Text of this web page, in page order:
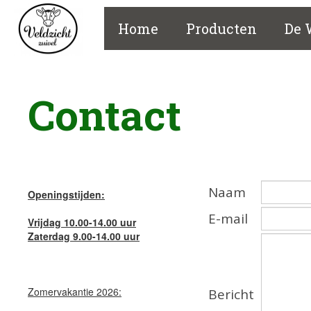
Home Producten De
Contact
Naam
E-mail
Bericht
Openingstijden:
Vrijdag 10.00-14.00 uur
Zaterdag 9.00-14.00 uur
Zomervakantie 2026: